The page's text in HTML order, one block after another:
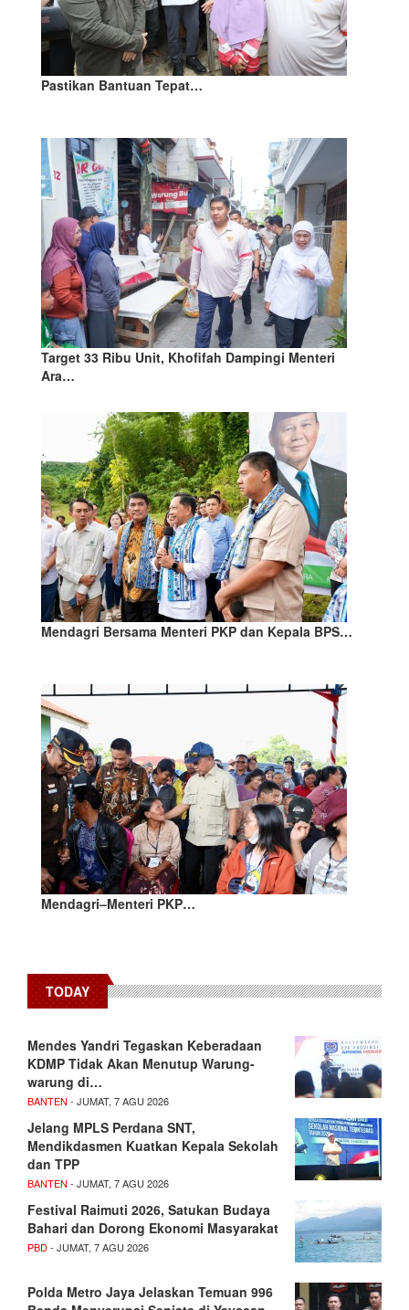
Pastikan Bantuan Tepat…
Target 33 Ribu Unit, Khofifah Dampingi Menteri
Ara…
Mendagri Bersama Menteri PKP dan Kepala BPS…
Mendagri–Menteri PKP…
TODAY
Mendes Yandri Tegaskan Keberadaan
KDMP Tidak Akan Menutup Warung-
warung di…
BANTEN - JUMAT, 7 AGU 2026
Jelang MPLS Perdana SNT,
Mendikdasmen Kuatkan Kepala Sekolah
dan TPP
BANTEN - JUMAT, 7 AGU 2026
Festival Raimuti 2026, Satukan Budaya
Bahari dan Dorong Ekonomi Masyarakat
PBD- JUMAT, 7 AGU 2026
Polda Metro Jaya Jelaskan Temuan 996